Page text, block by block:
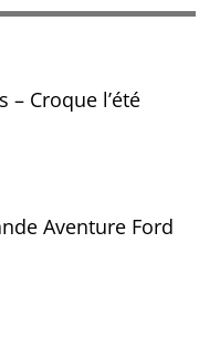
– Croque l’été
Aventure Ford